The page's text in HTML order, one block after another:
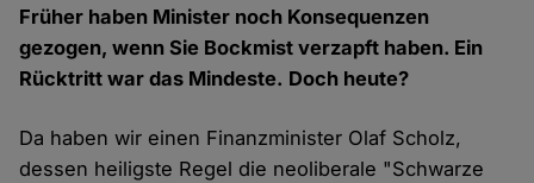
Früher haben Minister noch Konsequenzen
gezogen, wenn Sie Bockmist verzapft haben. Ein
Rücktritt war das Mindeste. Doch heute?
Da haben wir einen Finanzminister Olaf Scholz,
dessen heiligste Regel die neoliberale "Schwarze